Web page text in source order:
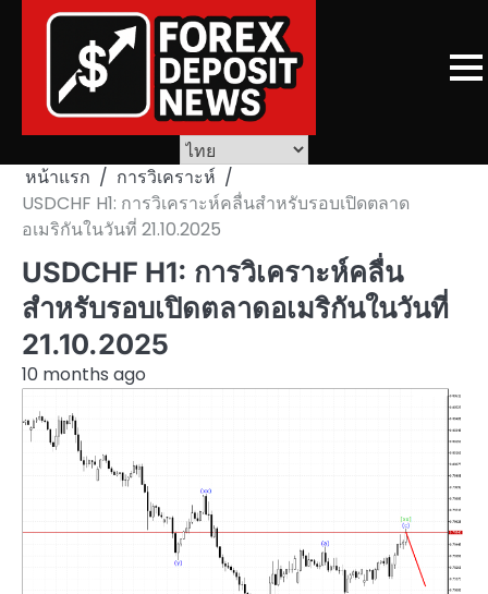
หน้าแรก
การวิเคราะห์
USDCHF H1: การวิเคราะห์คลื่นสำหรับรอบเปิดตลาด
อเมริกันในวันที่ 21.10.2025
USDCHF H1: การวิเคราะห์คลื่น
สำหรับรอบเปิดตลาดอเมริกันในวันที่
21.10.2025
10 months ago